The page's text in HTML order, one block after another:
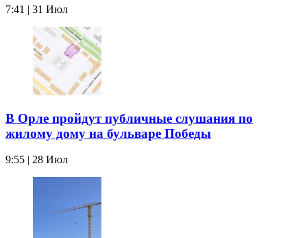
7:41 | 31 Июл
В Орле пройдут публичные слушания по
жилому дому на бульваре Победы
9:55 | 28 Июл